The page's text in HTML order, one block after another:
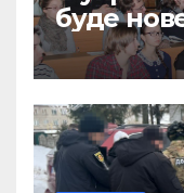
буде